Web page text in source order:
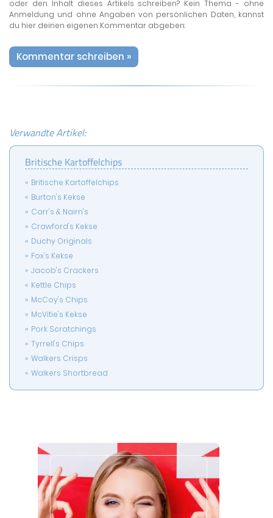
oder den Inhalt dieses Artikels schreiben? Kein Thema - ohne
Anmeldung und ohne Angaben von persönlichen Daten, kannst
du hier deinen eigenen Kommentar abgeben:
Kommentar schreiben »
Verwandte Artikel:
Britische Kartoffelchips
Britische Kartoffelchips
Burton's Kekse
Carr's & Nairn's
Crawford's Kekse
Duchy Originals
Fox's Kekse
Jacob's Crackers
Kettle Chips
McCoy's Chips
McVitie's Kekse
Pork Scratchings
Tyrrell's Chips
Walkers Crisps
Walkers Shortbread